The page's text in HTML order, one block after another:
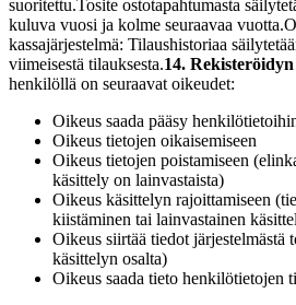
suoritettu.Tosite ostotapahtumasta
kuluva vuosi ja kolme seuraavaa vuotta.
kassajärjestelmä: Tilaushistoriaa
viimeisestä tilauksesta.14.
henkilöllä on seuraavat oikeudet:
Oikeus saada pääsy
Oikeus tietojen oikaisemiseen
Oikeus tietojen poistamiseen
käsittely on lainvastaista)
Oikeus käsittelyn rajoittamiseen
kiistäminen tai lainvastainen
Oikeus siirtää tiedot järjestelmästä
käsittelyn osalta)
Oikeus saada tieto henkilötietojen